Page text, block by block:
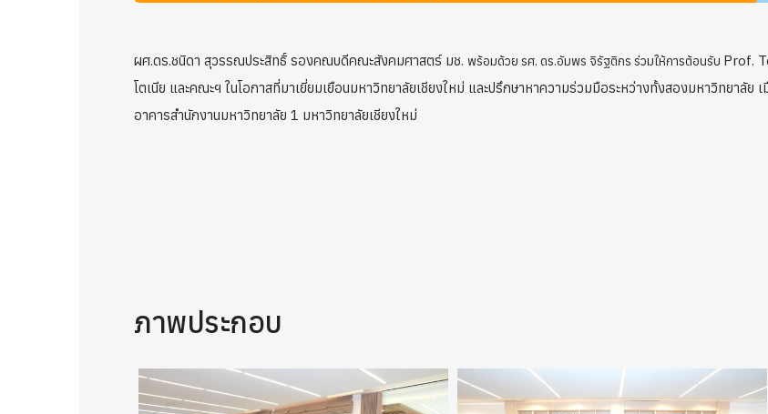
ผศ.ดร.ชนิดา สุวรรณประสิทธิ์ รองคณบดีคณะสังคมศาสตร์ มช. พร้อมด้วย รศ. ดร.อัมพร จิรัฐติกร ร่วมให้การต้อนรับ Prof.
โตเนีย และคณะฯ ในโอกาสที่มาเยี่ยมเยือนมหาวิทยาลัยเชียงใหม่ และปรึกษาหาความร่วมมือระหว่างทั้งสองมหาวิทยา
อาคารสำนักงานมหาวิทยาลัย 1 มหาวิทยาลัยเชียงใหม่
ภาพประกอบ